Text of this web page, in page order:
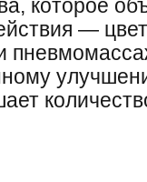
которое
—